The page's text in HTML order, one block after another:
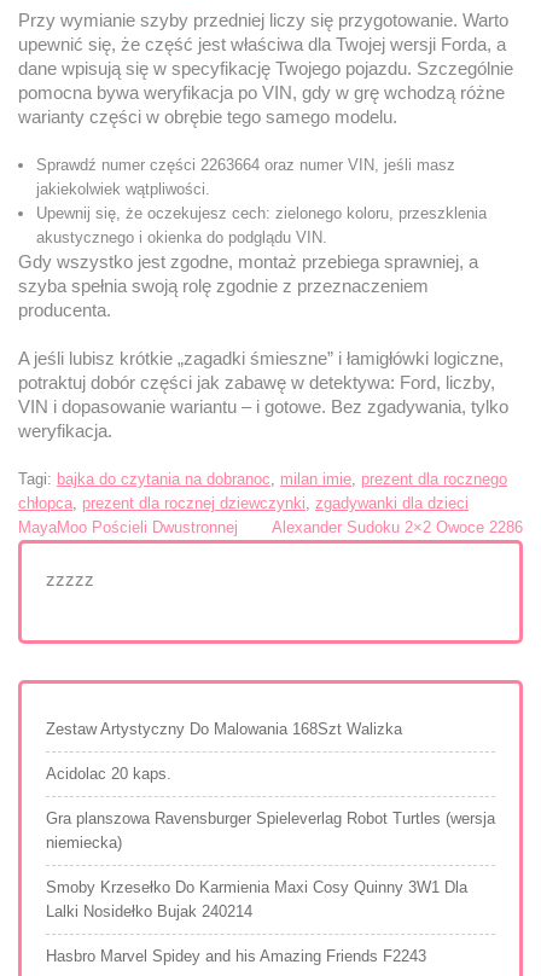
Przy wymianie szyby przedniej liczy się przygotowanie. Warto
upewnić się, że część jest właściwa dla Twojej wersji Forda, a
dane wpisują się w specyfikację Twojego pojazdu. Szczególnie
pomocna bywa weryfikacja po VIN, gdy w grę wchodzą różne
warianty części w obrębie tego samego modelu.
Sprawdź numer części 2263664 oraz numer VIN, jeśli masz
jakiekolwiek wątpliwości.
Upewnij się, że oczekujesz cech: zielonego koloru, przeszklenia
akustycznego i okienka do podglądu VIN.
Gdy wszystko jest zgodne, montaż przebiega sprawniej, a
szyba spełnia swoją rolę zgodnie z przeznaczeniem
producenta.
A jeśli lubisz krótkie „zagadki śmieszne” i łamigłówki logiczne,
potraktuj dobór części jak zabawę w detektywa: Ford, liczby,
VIN i dopasowanie wariantu – i gotowe. Bez zgadywania, tylko
weryfikacja.
Tagi: bajka do czytania na dobranoc milan imie prezent dla rocznego
chłopca prezent dla rocznej dziewczynki zgadywanki dla dzieci
Nawigacja
wpisu
MayaMoo Pościeli Dwustronnej Alexander Sudoku 2×2 Owoce 2286
zzzzz
Zestaw Artystyczny Do Malowania 168Szt Walizka
Acidolac 20 kaps.
Gra planszowa Ravensburger Spieleverlag Robot Turtles (wersja
niemiecka)
Smoby Krzesełko Do Karmienia Maxi Cosy Quinny 3W1 Dla
Lalki Nosidełko Bujak 240214
Hasbro Marvel Spidey and his Amazing Friends F2243